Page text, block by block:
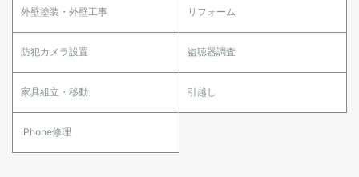
外壁塗装・外壁工事 リフォーム
防犯カメラ設置 盗聴器調査
家具組立・移動 引越し
iPhone修理